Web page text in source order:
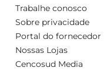
Trabalhe conosco
Sobre privacidade
Portal do fornecedor
Nossas Lojas
Cencosud Media